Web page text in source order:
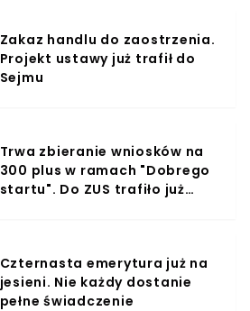
Zakaz handlu do zaostrzenia.
Projekt ustawy już trafił do
Sejmu
Trwa zbieranie wniosków na
300 plus w ramach "Dobrego
startu". Do ZUS trafiło już
Czternasta emerytura już na
jesieni. Nie każdy dostanie
pełne świadczenie